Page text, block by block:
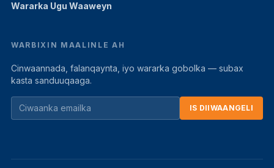
Wararka Ugu Waaweyn
WARBIXIN MAALINLE AH
Cinwaannada, falanqaynta, iyo wararka gobolka — subax
kasta sanduuqaaga.
IS DIIWAANGELI